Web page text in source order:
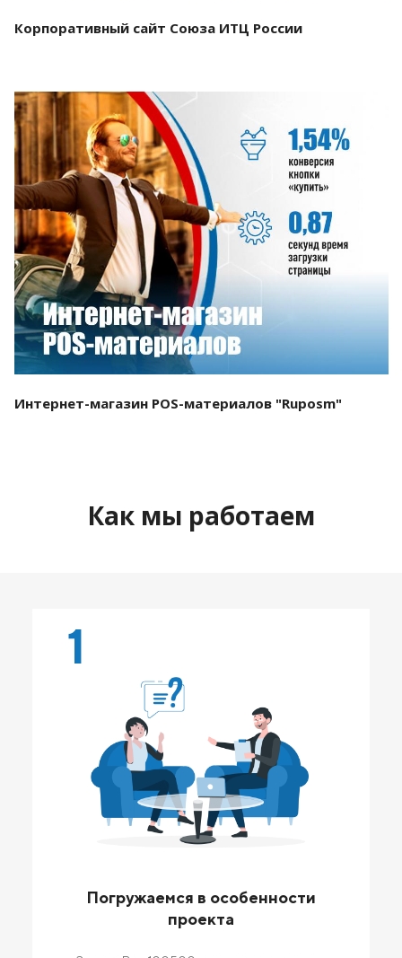
Корпоративный сайт Союза ИТЦ России
Смотреть проект
Интернет-магазин POS-материалов "Ruposm"
Как мы работаем
1
Погружаемся в особенности
проекта